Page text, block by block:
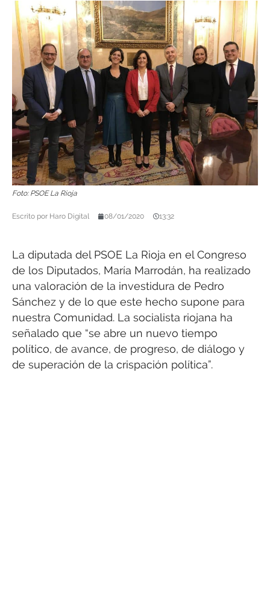
Foto: PSOE La Rioja
Escrito por Haro Digital 08/01/2020 13:32
La diputada del PSOE La Rioja en el Congreso
de los Diputados, María Marrodán, ha realizado
una valoración de la investidura de Pedro
Sánchez y de lo que este hecho supone para
nuestra Comunidad. La socialista riojana ha
señalado que “se abre un nuevo tiempo
político, de avance, de progreso, de diálogo y
de superación de la crispación política”.